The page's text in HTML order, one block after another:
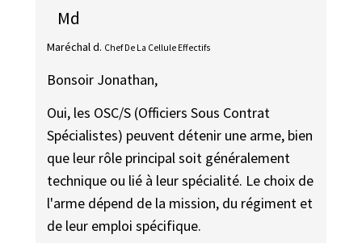
Md
Maréchal d. Chef De La Cellule Effectifs
Bonsoir Jonathan,
Oui, les OSC/S (Officiers Sous Contrat
Spécialistes) peuvent détenir une arme, bien
que leur rôle principal soit généralement
technique ou lié à leur spécialité. Le choix de
l'arme dépend de la mission, du régiment et
de leur emploi spécifique.